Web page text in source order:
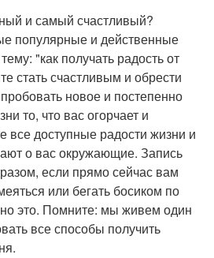
и самый счастливый?
популярные и действенные
"как получать радость от
стать счастливым и обрести
новое и постепенно
то, что вас огорчает и
все доступные радости жизни и
о вас окружающие. Запись
если прямо сейчас вам
или бегать босиком по
это. Помните: мы живем один
все способы получить